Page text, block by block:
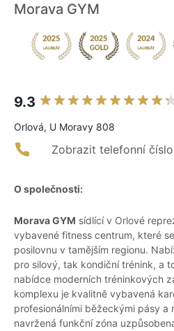
Morava GYM
9.3
Orlová, U Moravy 808
Zobrazit telefonní číslo
O společnosti:
Morava GYM sídlící v Orlové
vybavené fitness centrum, které
posilovnu v tamějším regionu.
pro silový, tak kondiční trénink, a
nabídce moderních tréninkových
komplexu je kvalitně vybavená
profesionálními běžeckými pásy a
navržená funkční zóna